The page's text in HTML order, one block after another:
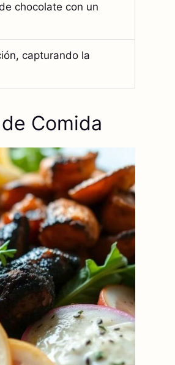
chocolate con un
capturando la
Comida